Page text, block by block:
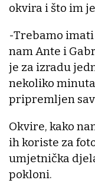
okvira i što im
-Trebamo
nam Ante i
je za izradu
nekoliko
pripremljen
Okvire, kako
ih koriste za
umjetnička
pokloni.